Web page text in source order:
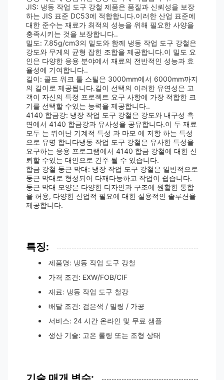
JIS: 냉동 작업 도구 강철 제품은 품질과 신뢰성을 보장
하는 JIS 표준 DC53에 적합합니다.이러한 산업 표준에
대한 준수는 재료가 최적의 성능을 위해 필요한 사양을
충족시키는 것을 보장합니다..
밀도: 7.85g/cm3의 밀도와 함께 냉동 작업 도구 강철은
강도와 무게의 균형 잡힌 조합을 제공합니다.이 밀도 요
인은 다양한 응용 분야에서 재료의 전반적인 성능과 효
율성에 기여합니다..
길이: 콜드 워크 툴 스틸은 3000mm에서 6000mm까지
의 길이로 제공됩니다.길이 선택의 이러한 유연성은 고
객이 자신의 특정 프로젝트 요구 사항에 가장 적합한 크
기를 선택할 수있는 능력을 제공합니다..
4140 합금강: 냉장 작업 도구 강철은 강도와 내구성 측
면에서 4140 합금강과 유사성을 공유합니다.이 두 재료
모두 는 뛰어난 기계적 특성 과 마모 에 저항 하는 특성
으로 유명 합니다냉동 작업 도구 강철은 유사한 특성을
요구하는 응용 프로그램에서 4140 합금 강철에 대한 신
뢰할 수있는 대안으로 간주 될 수 있습니다.
합금 강철 둥근 막대: 냉장 작업 도구 강철은 일반적으로
둥근 막대로 형성되어 다재다능하고 작업이 쉽습니다.
둥근 막대 모양은 다양한 디자인과 구조에 원활한 통합
을 허용, 다양한 산업적 필요에 대한 실용적인 솔루션을
제공합니다.
특징:
제품명: 냉동 작업 도구 강철
가격 조건: EXW/FOB/CIF
재료: 냉동 작업 도구 철강
배달 조건: 검은색 / 밀링 / 가공
서비스: 24 시간 온라인 및 무료 샘플
생산 기술: 고온 롤링 또는 조형 상태